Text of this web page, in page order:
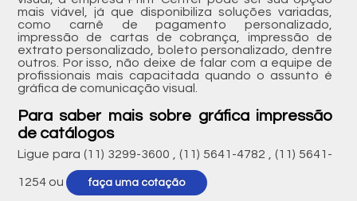
mais viável, já que disponibiliza soluções variadas,
como carnê de pagamento personalizado,
impressão de cartas de cobrança, impressão de
extrato personalizado, boleto personalizado, dentre
outros. Por isso, não deixe de falar com a equipe de
profissionais mais capacitada quando o assunto é
gráfica de comunicação visual.
Para saber mais sobre gráfica impressão
de catálogos
Ligue para (11) 3299-3600 ,(11) 5641-4782 ,(11) 5641-
1254ou faça uma cotação